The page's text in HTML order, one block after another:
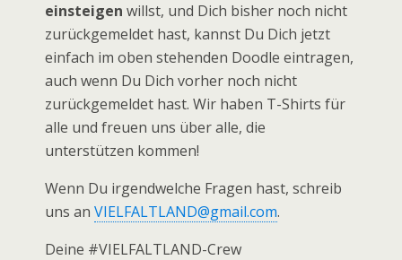
einsteigen willst, und Dich bisher noch nicht
zurückgemeldet hast, kannst Du Dich jetzt
einfach im oben stehenden Doodle eintragen,
auch wenn Du Dich vorher noch nicht
zurückgemeldet hast. Wir haben T-Shirts für
alle und freuen uns über alle, die
unterstützen kommen!
Wenn Du irgendwelche Fragen hast, schreib
uns an VIELFALTLAND@gmail.com.
Deine #VIELFALTLAND-Crew